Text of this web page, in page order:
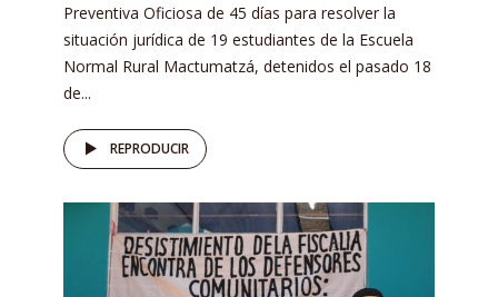
Preventiva Oficiosa de 45 días para resolver la
situación jurídica de 19 estudiantes de la Escuela
Normal Rural Mactumatzá, detenidos el pasado 18
de...
REPRODUCIR